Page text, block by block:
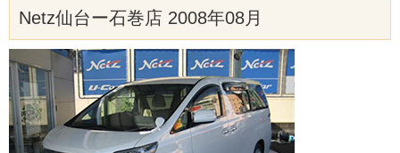
Netz仙台ー石巻店 2008年08月